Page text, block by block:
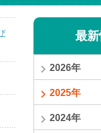
最
2026年
2025年
2024年